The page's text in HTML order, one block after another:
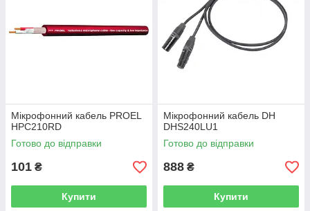
Мікрофонний кабель PROEL
HPC210RD
Готово до відправки
101 ₴
Купити
Мікрофонний кабель DH
DHS240LU1
Готово до відправки
888 ₴
Купити